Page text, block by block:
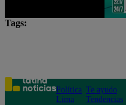
Tags:
Política
Lima
Te ayudo
Tendencias